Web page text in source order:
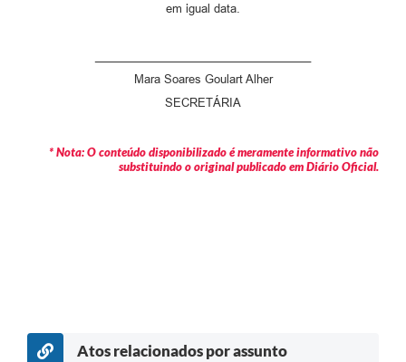
em igual data.
Mara Soares Goulart Alher
SECRETÁRIA
* Nota: O conteúdo disponibilizado é meramente informativo não
substituindo o original publicado em Diário Oficial.
Atos relacionados por assunto